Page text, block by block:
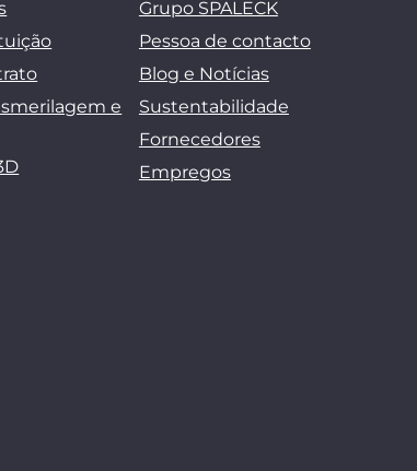
e
Grupo SPALECK
Pessoa de contacto
Blog e Notícias
Sustentabilidade
Fornecedores
Empregos